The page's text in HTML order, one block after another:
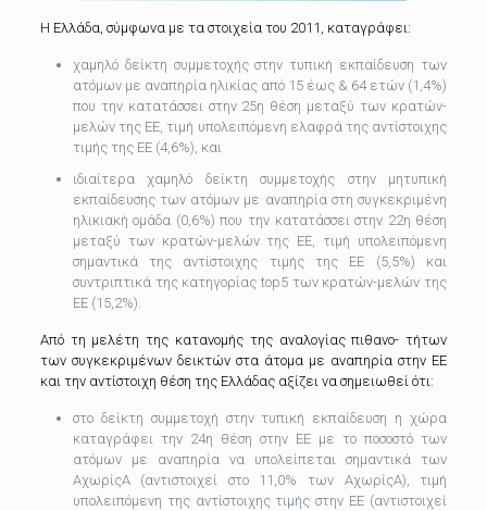
Η Ελλάδα, σύμφωνα με τα στοιχεία του 2011, καταγράφει:
χαμηλό δείκτη συμμετοχής στην τυπική εκπαίδευση των
ατόμων με αναπηρία ηλικίας από 15 έως & 64 ετών (1,4%)
που την κατατάσσει στην 25η θέση μεταξύ των κρατών-
μελών της ΕΕ, τιμή υπολειπόμενη ελαφρά της αντίστοιχης
τιμής της ΕΕ (4,6%), και
ιδιαίτερα χαμηλό δείκτη συμμετοχής στην μητυπική
εκπαίδευσης των ατόμων με αναπηρία στη συγκεκριμένη
ηλικιακή ομάδα (0,6%) που την κατατάσσει στην 22η θέση
μεταξύ των κρατών-μελών της ΕΕ, τιμή υπολειπόμενη
σημαντικά της αντίστοιχης τιμής της ΕΕ (5,5%) και
συντριπτικά της κατηγορίας top5 των κρατών-μελών της
ΕΕ (15,2%).
Από τη μελέτη της κατανομής της αναλογίας πιθανο- τήτων
των συγκεκριμένων δεικτών στα άτομα με αναπηρία στην ΕΕ
και την αντίστοιχη θέση της Ελλάδας αξίζει να σημειωθεί ότι:
στο δείκτη συμμετοχή στην τυπική εκπαίδευση η χώρα
καταγράφει την 24η θέση στην ΕΕ με το ποσοστό των
ατόμων με αναπηρία να υπολείπεται σημαντικά των
ΑχωρίςΑ (αντιστοιχεί στο 11,0% των ΑχωρίςΑ), τιμή
υπολειπόμενη της αντίστοιχης τιμής στην ΕΕ (αντιστοιχεί